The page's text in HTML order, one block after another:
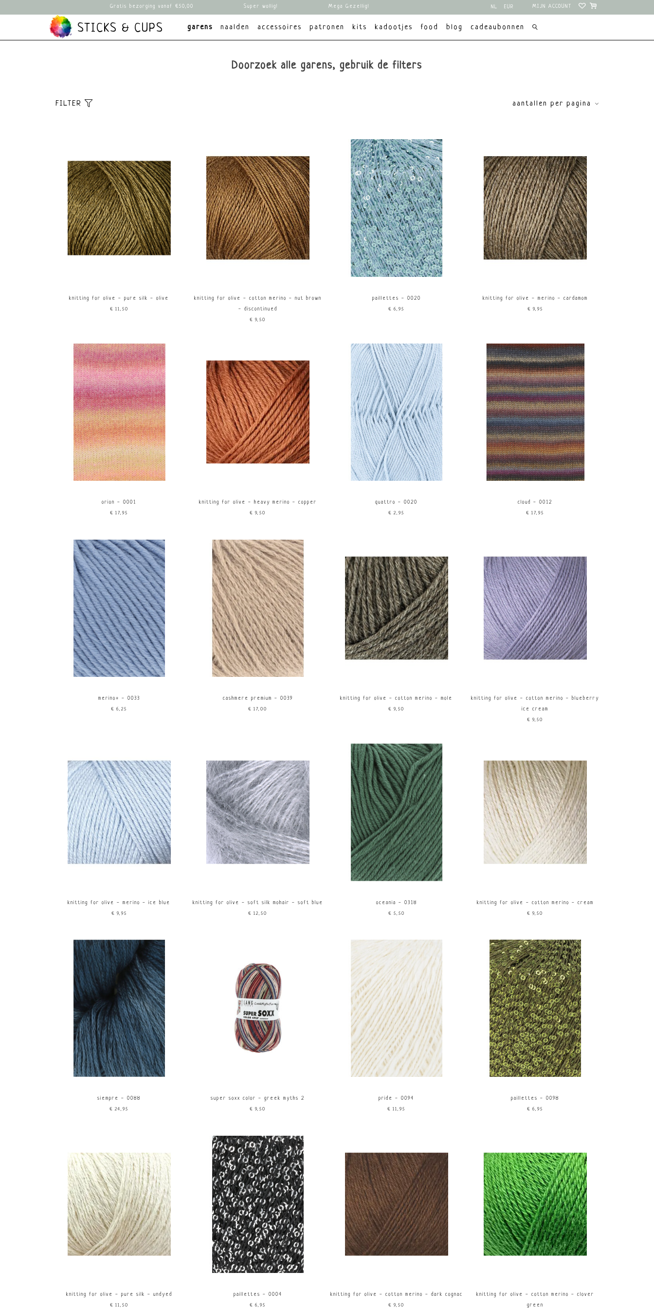
Gratis bezorging vanaf €50,00 Super wollig! Mega Gezellig!
NL
EUR
MIJN ACCOUNT
STICKS & CUPS garens naalden accessoires patronen kits kadootjes food blog cadeaubonnen
Doorzoek alle garens, gebruik de filters
FILTER
aantallen per pagina
Laagste prijs
Hoogste prijs
Lang Yarns
Mina
Dyeworks
Oh my Pebbles
Rauma
Wollmeise
Wooladdicts
Fingering 2,5-
Sport 3-4mm
DK 4-4,5mm
Worsted 4,5-
Aran 5-6mm
Bulky 6-8mm
Kasjmier
Zijde
Katoen
Linnen
Hemp
Polyamide/Nylon
Mohair
Viscose
Oranje
Groen
Blauw
Paars
Roze
Beige
Lang Yarns
Mina
Dyeworks
Oh my Pebbles
Rauma
Wooladdicts
Wollmeise
Eco
gecertificeerd
Fluffy
Non superwash
Machine
wasbaar
Kleurverloop
Tweed
Handgeverfd
Winter
Lente/
herfst
Gevoelige
knitting for olive - pure silk - olive
€11,50
knitting for olive - cotton merino - nut brown
- discontinued
€9,50
paillettes - 0020
€6,95
knitting for olive - merino - cardamom
€9,95
orion - 0001
€17,95
knitting for olive - heavy merino - copper
€9,50
quattro - 0020
€2,95
cloud - 0012
€17,95
merino+ - 0033
€6,25
cashmere premium - 0039
€17,00
knitting for olive - cotton merino - mole
€9,50
knitting for olive - cotton merino - blueberry
ice cream
€9,50
knitting for olive - merino - ice blue
€9,95
knitting for olive - soft silk mohair - soft blue
€12,50
oceania - 0318
€5,50
knitting for olive - cotton merino - cream
€9,50
siempre - 0088
€24,95
super soxx color - greek myths 2
€9,50
pride - 0094
€11,95
paillettes - 0098
€6,95
knitting for olive - pure silk - undyed
€11,50
paillettes - 0004
€6,95
knitting for olive - cotton merino - dark cognac
€9,50
knitting for olive - cotton merino - clover
green